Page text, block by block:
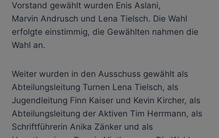
Vorstand gewählt wurden Enis Aslani,
Marvin Andrusch und Lena Tielsch. Die Wahl
erfolgte einstimmig, die Gewählten nahmen die
Wahl an.
Weiter wurden in den Ausschuss gewählt als
Abteilungsleitung Turnen Lena Tielsch, als
Jugendleitung Finn Kaiser und Kevin Kircher, als
Abteilungsleitung der Aktiven Tim Herrmann, als
Schriftführerin Anika Zänker und als